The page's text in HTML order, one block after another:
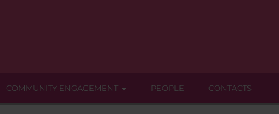
COMMUNITY ENGAGEMENT PEOPLE CONTACTS